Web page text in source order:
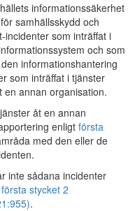
informationssäkerhet
samhällsskydd och
incidenter som inträffat i
och som
informationshantering
som inträffat i tjänster
en annan organisation.
åt en annan
enligt första
med den eller de
inte sådana incidenter
stycket 2
.